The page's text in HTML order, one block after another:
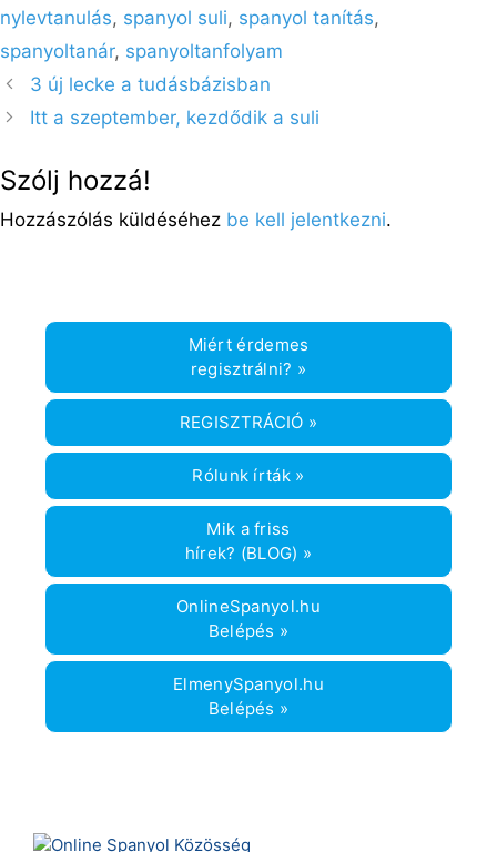
nylevtanulás, spanyol suli, spanyol tanítás,
spanyoltanár, spanyoltanfolyam
3 új lecke a tudásbázisban
Itt a szeptember, kezdődik a suli
Szólj hozzá!
Hozzászólás küldéséhez be kell jelentkezni.
Miért érdemes
regisztrálni? »
REGISZTRÁCIÓ »
Rólunk írták »
Mik a friss
hírek? (BLOG) »
OnlineSpanyol.hu
Belépés »
ElmenySpanyol.hu
Belépés »